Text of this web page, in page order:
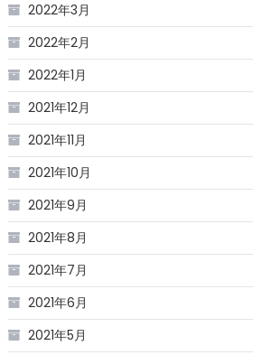
2022年3月
2022年2月
2022年1月
2021年12月
2021年11月
2021年10月
2021年9月
2021年8月
2021年7月
2021年6月
2021年5月